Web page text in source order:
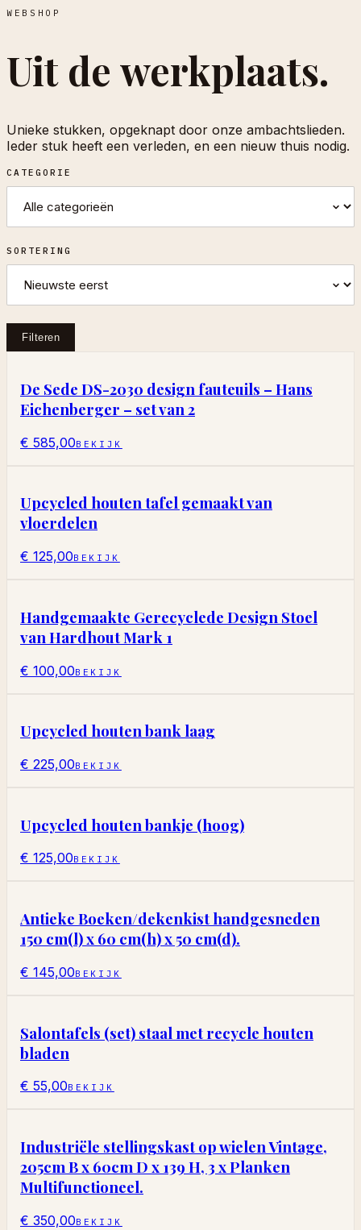
WEBSHOP
Uit de werkplaats.
Unieke stukken, opgeknapt door onze ambachtslieden.
Ieder stuk heeft een verleden, en een nieuw thuis nodig.
CATEGORIE
SORTERING
Filteren
De Sede DS-2030 design fauteuils – Hans
Eichenberger – set van 2
€ 585,00BEKIJK
Upcycled houten tafel gemaakt van
vloerdelen
€ 125,00BEKIJK
Handgemaakte Gerecyclede Design Stoel
van Hardhout Mark 1
€ 100,00BEKIJK
Upcycled houten bank laag
€ 225,00BEKIJK
Upcycled houten bankje (hoog)
€ 125,00BEKIJK
Antieke Boeken/dekenkist handgesneden
150 cm(l) x 60 cm(h) x 50 cm(d).
€ 145,00BEKIJK
Salontafels (set) staal met recycle houten
bladen
€ 55,00BEKIJK
Industriële stellingskast op wielen Vintage,
205cm B x 60cm D x 139 H, 3 x Planken
Multifunctioneel.
€ 350,00BEKIJK